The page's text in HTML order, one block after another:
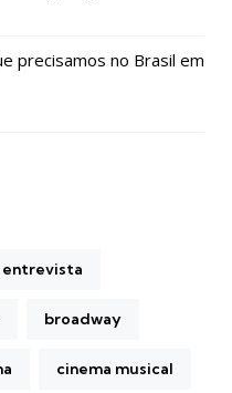
precisamos no Brasil em
entrevista
broadway
cinema musical